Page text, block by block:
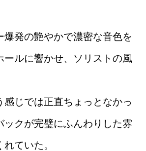
爆発の艶やかで濃密な音色を
ールに響かせ、ソリストの風
感じでは正直ちょっとなかっ
ックが完璧にふんわりした雰
ていた。